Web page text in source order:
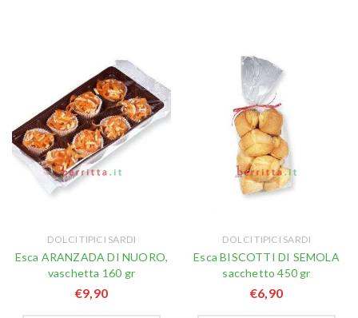
DOLCI TIPICI SARDI
Esca ARANZADA DI NUORO,
vaschetta 160 gr
€9,90
DOLCI TIPICI SARDI
Esca BISCOTTI DI SEMOLA
sacchetto 450 gr
€6,90